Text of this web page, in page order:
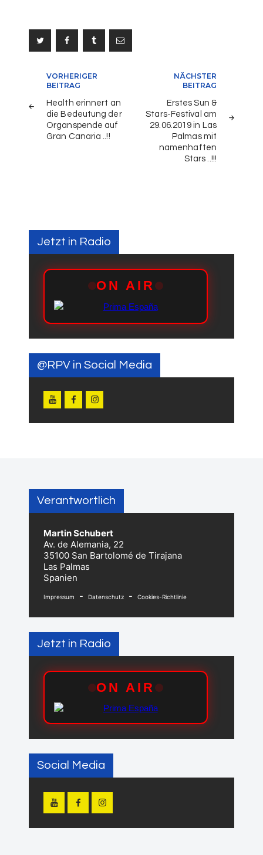
Beitragsnavigation
VORHERIGER
BEITRAG
Health erinnert an
die Bedeutung der
Organspende auf
Gran Canaria ..!!
NÄCHSTER
BEITRAG
Erstes Sun &
Stars-Festival am
29.06.2019 in Las
Palmas mit
namenhaften
Stars ..!!!
Jetzt in Radio
@RPV in Social Media
Verantwortlich
Martin Schubert
Av. de Alemania, 22
35100 San Bartolomé de Tirajana
Las Palmas
Spanien
Impressum - Datenschutz - Cookies-Richtlinie
Jetzt in Radio
Social Media